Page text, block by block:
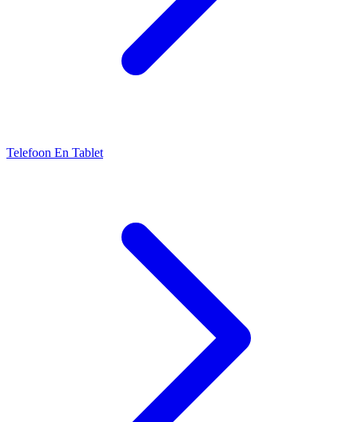
Telefoon En Tablet